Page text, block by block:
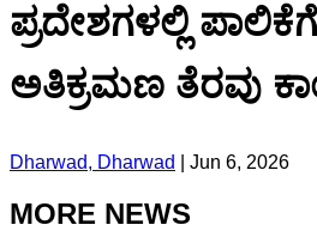
ಪ್ರದೇಶಗಳಲ್ಲಿ
ಅತಿಕ್ರಮಣ ತೆರವು
Dharwad, Dharwad Jun 6, 2026
MORE NEWS